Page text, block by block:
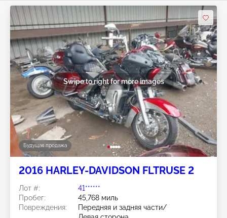
Будущая продажа
Swipe to right for more images
2016 HARLEY-DAVIDSON FLTRUSE 2
Лот #:
41******
Пробег:
45,768 миль
Повреждения:
Передняя и задняя части/